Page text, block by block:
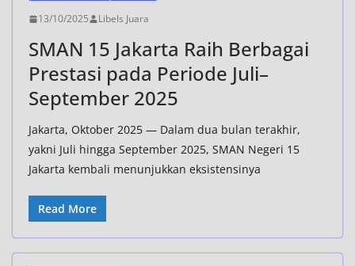
13/10/2025 Libels Juara
SMAN 15 Jakarta Raih Berbagai
Prestasi pada Periode Juli–
September 2025
Jakarta, Oktober 2025 — Dalam dua bulan terakhir,
yakni Juli hingga September 2025, SMAN Negeri 15
Jakarta kembali menunjukkan eksistensinya
Read More